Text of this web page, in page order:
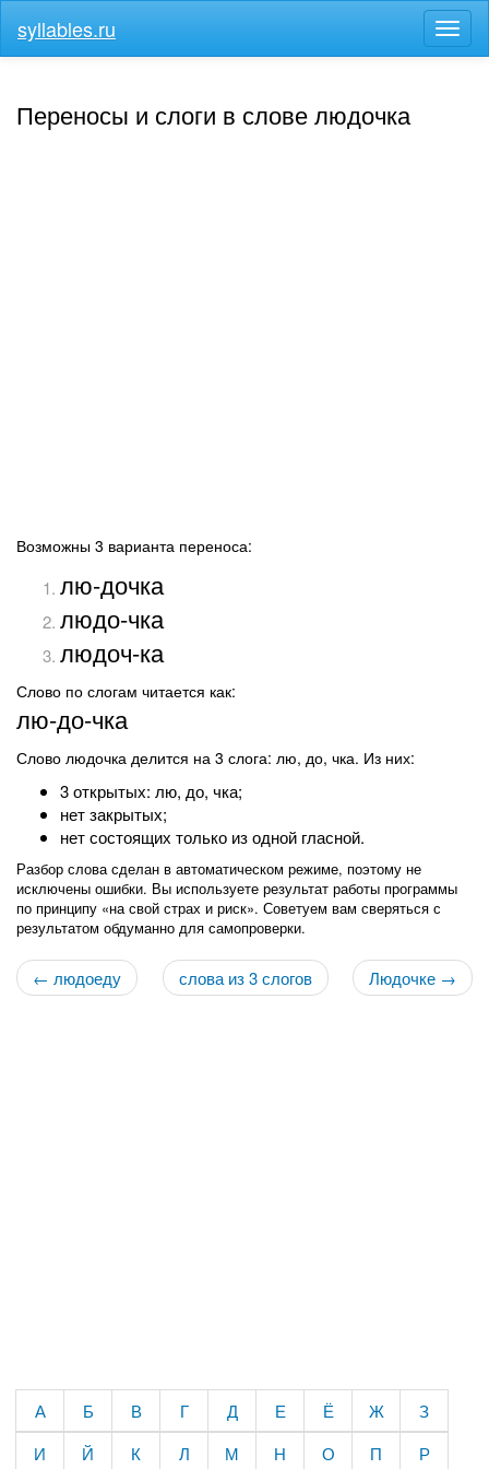
меню
syllables.ru
Переносы и слоги в слове людочка
Возможны 3 варианта переноса:
лю-дочка
людо-чка
людоч-ка
Слово по слогам читается как:
лю-до-чка
Слово людочка делится на 3 слога: лю, до, чка. Из них:
3 открытых: лю, до, чка;
нет закрытых;
нет состоящих только из одной гласной.
Разбор слова сделан в автоматическом режиме, поэтому не
исключены ошибки. Вы используете результат работы программы
по принципу «на свой страх и риск». Советуем вам сверяться с
результатом обдуманно для самопроверки.
← людоеду Людочке →
слова из 3 слогов
А Б В Г Д Е Ё Ж
З
И
Й К Л М Н О П Р